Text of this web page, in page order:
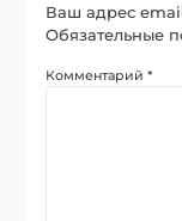
Ваш адрес
Обязательные
Комментарий*